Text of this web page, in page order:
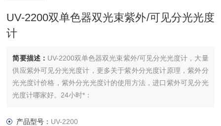
UV-2200双单色器双光束紫外/可见分光光度
计
简要描述： UV-2200双单色器双光束紫外/可见分光光度计，大量
供应紫外可见分光光度计，更多关于紫外分光度计原理，紫外分
光光度计价格，紫外分光光度计的使用方法，进口紫外可见分光
光度计哪家好。24小时*：
产品型号： UV-2200